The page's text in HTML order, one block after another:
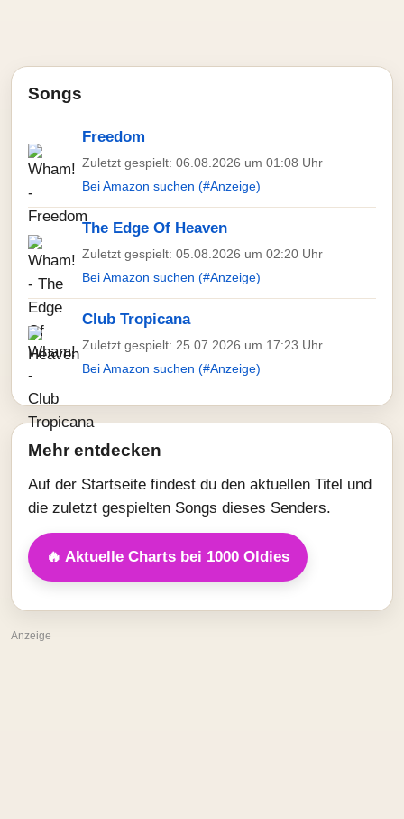
Songs
Freedom
Zuletzt gespielt: 06.08.2026 um 01:08 Uhr
Bei Amazon suchen (#Anzeige)
The Edge Of Heaven
Zuletzt gespielt: 05.08.2026 um 02:20 Uhr
Bei Amazon suchen (#Anzeige)
Club Tropicana
Zuletzt gespielt: 25.07.2026 um 17:23 Uhr
Bei Amazon suchen (#Anzeige)
Mehr entdecken
Auf der Startseite findest du den aktuellen Titel und
die zuletzt gespielten Songs dieses Senders.
🔥 Aktuelle Charts bei 1000 Oldies
Anzeige